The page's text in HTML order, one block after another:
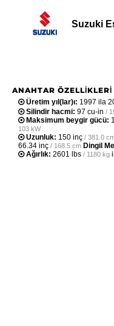
Suzuki
ANAHTAR ÖZELLIKLERI
Üretim yıl(lar)ı: 1997 ila
Silindir hacmi: 97 cu-in /
Maksimum beygir gücü:
103 kW
Uzunluk: 150 inç / 381.0
66.34 inç / 168.5 cm Dingil
Ağırlık: 2601 lbs / 1180 kg